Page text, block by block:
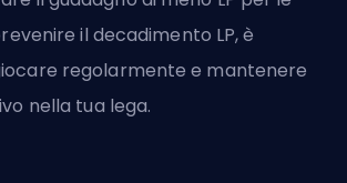
il decadimento LP, è
regolarmente e mantenere
nella tua lega.